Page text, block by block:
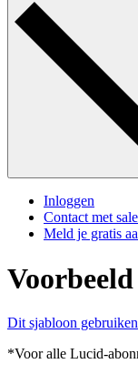
Inloggen
Contact met
Meld je gratis
Dit sjabloon gebruiken
*Voor alle Lucid-